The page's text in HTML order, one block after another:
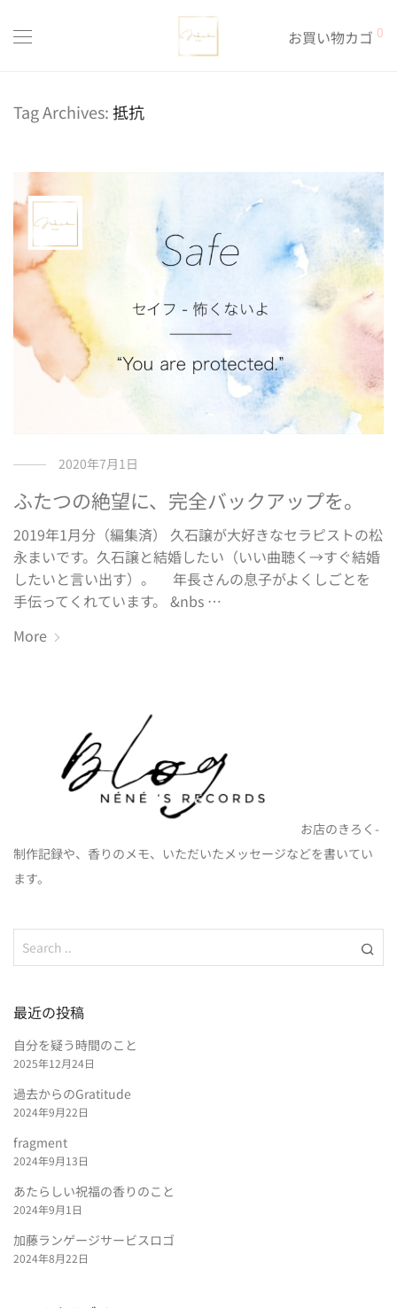
お買い物カゴ 0
Tag Archives:抵抗
2020年7月1日
ふたつの絶望に、完全バックアップを。
2019年1月分（編集済） 久石譲が大好きなセラピストの松
永まいです。久石譲と結婚したい（いい曲聴く→すぐ結婚
したいと言い出す）。 年長さんの息子がよくしごとを
手伝ってくれています。 &nbs …
More
お店のきろく-
制作記録や、香りのメモ、いただいたメッセージなどを書いてい
ます。
最近の投稿
自分を疑う時間のこと
2025年12月24日
過去からのGratitude
2024年9月22日
fragment
2024年9月13日
あたらしい祝福の香りのこと
2024年9月1日
加藤ランゲージサービスロゴ
2024年8月22日